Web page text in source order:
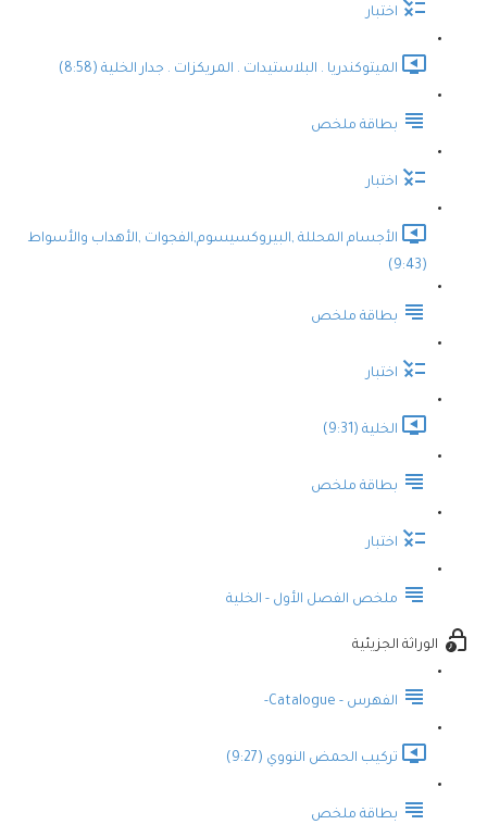
اختبار
الميتوكندريا . البلاستيدات . المريكزات . جدار الخلية (8:58)
بطاقة ملخص
اختبار
الأجسام المحللة ,البيروكسيسوم,الفجوات ,الأهداب والأسواط
(9:43)
بطاقة ملخص
اختبار
الخلية (9:31)
بطاقة ملخص
اختبار
ملخص الفصل الأول - الخلية
الوراثة الجزيئية
الفهرس - Catalogue-
تركيب الحمض النووي (9:27)
بطاقة ملخص